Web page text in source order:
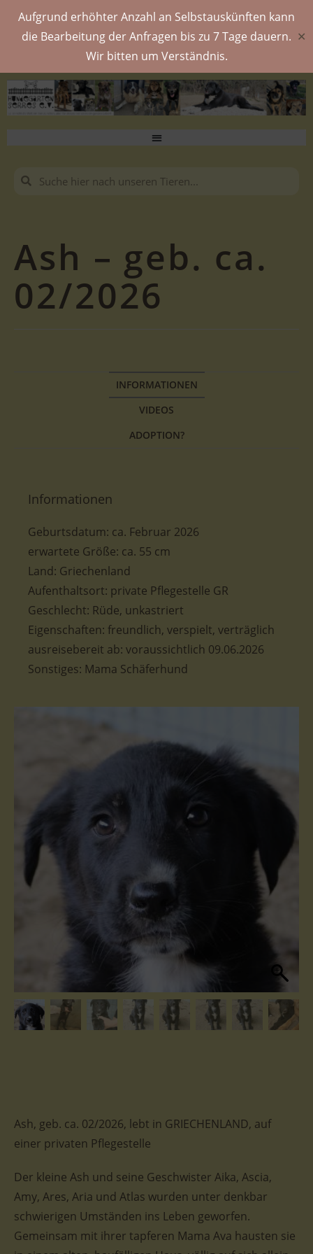
Aufgrund erhöhter Anzahl an Selbstauskünften kann
die Bearbeitung der Anfragen bis zu 7 Tage dauern.
Wir bitten um Verständnis.
✕
Ash – geb. ca.
02/2026
INFORMATIONEN
VIDEOS
ADOPTION?
Informationen
Geburtsdatum: ca. Februar 2026
erwartete Größe: ca. 55 cm
Land: Griechenland
Aufenthaltsort: private Pflegestelle GR
Geschlecht: Rüde, unkastriert
Eigenschaften: freundlich, verspielt, verträglich
ausreisebereit ab: voraussichtlich 09.06.2026
Sonstiges: Mama Schäferhund
Ash, geb. ca. 02/2026, lebt in GRIECHENLAND, auf
einer privaten Pflegestelle
Der kleine Ash und seine Geschwister Aika, Ascia,
Amy, Ares, Aria und Atlas wurden unter denkbar
schwierigen Umständen ins Leben geworfen.
Gemeinsam mit ihrer tapferen Mama Ava hausten sie